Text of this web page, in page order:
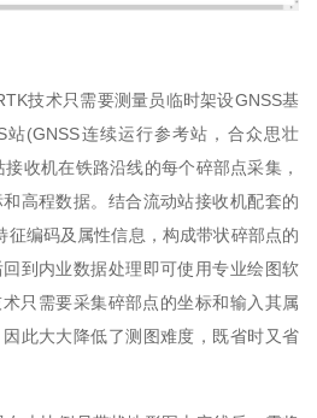
技术只需要测量员临时架设GNSS基
站(GNSS连续运行参考站，合众思壮
收机在铁路沿线的每个碎部点采集，
高程数据。结合流动站接收机配套的
征编码及属性信息，构成带状碎部点的
到内业数据处理即可使用专业绘图软
只需要采集碎部点的坐标和输入其属
此大大降低了测图难度，既省时又省